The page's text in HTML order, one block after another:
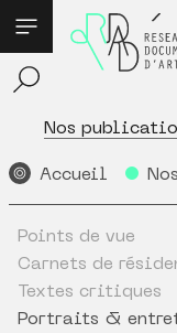
Nos
Accueil
Points de vue
Carnets de
Textes critiques
Portraits &